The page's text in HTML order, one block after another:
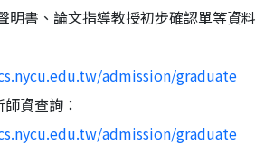
明書、論文指導教授初步確認單等資料
admission/graduate
資查詢：
admission/graduate